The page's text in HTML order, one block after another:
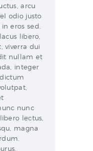
arcu
odio justo
eros sed.
libero,
viverra dui
nullam et
integer
nunc
lectus,
magna